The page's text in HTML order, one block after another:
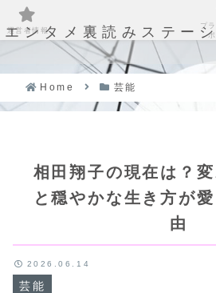
エンタメ裏読みステー
Home 芸能
相田翔子の現在は？
と穏やかな生き方が
由
芸能
2026.06.14
運営者情報
プ